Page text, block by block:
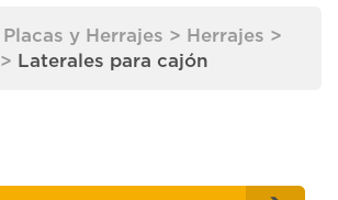
Placas y Herrajes > Herrajes >
> Laterales para cajón